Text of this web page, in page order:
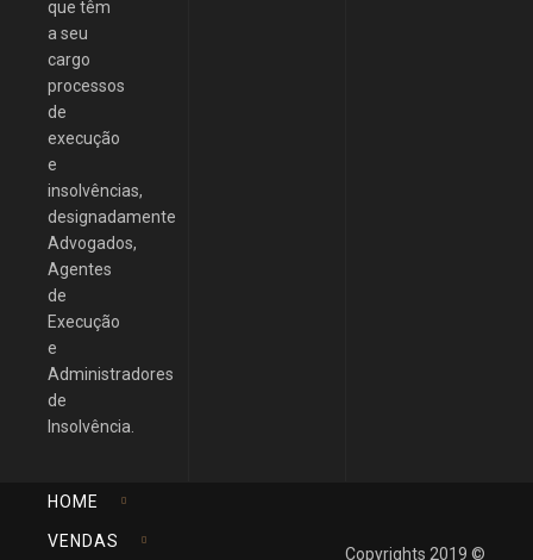
que têm
a seu
cargo
processos
de
execução
e
insolvências,
designadamente
Advogados,
Agentes
de
Execução
e
Administradores
de
Insolvência.
HOME
VENDAS
Copyrights 2019 ©